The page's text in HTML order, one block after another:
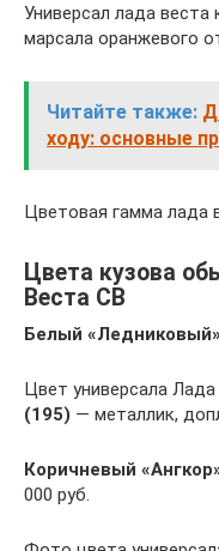
Универсал лада веста
марсала оранжевого
Читайте также:
ходу: основные
Цветовая гамма лада
Цвета кузова
Веста СВ
Белый
Цвет универсала
(195) — металлик,
Коричневый
000 руб.